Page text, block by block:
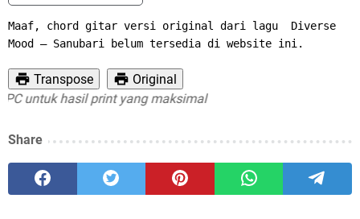
Maaf, chord gitar versi original dari lagu  Diverse
Mood – Sanubari belum tersedia di website ini.
Transpose
Original
untuk hasil print yang maksimal
Share